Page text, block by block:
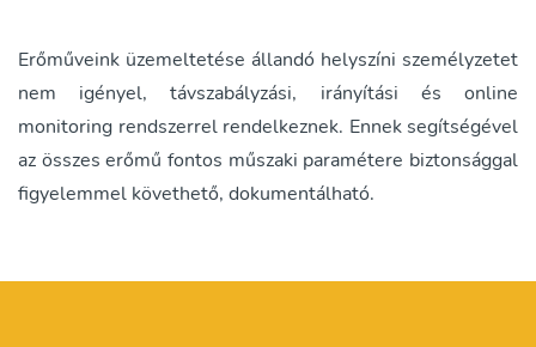
Erőműveink üzemeltetése állandó helyszíni személyzetet
nem igényel, távszabályzási, irányítási és online
monitoring rendszerrel rendelkeznek. Ennek segítségével
az összes erőmű fontos műszaki paramétere biztonsággal
figyelemmel követhető, dokumentálható.